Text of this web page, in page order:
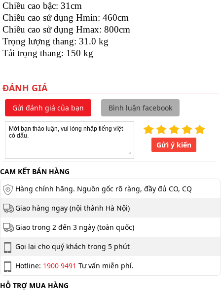
Chiều cao bậc: 31cm
Chiều cao sử dụng Hmin: 460cm
Chiều cao sử dụng Hmax: 800cm
Trọng lượng thang: 31.0 kg
Tải trọng thang: 150 kg
ĐÁNH GIÁ
Gửi đánh giá của bạn Bình luận facebook
Gửi ý kiến
CAM KẾT BÁN HÀNG
Hàng chính hãng. Nguồn gốc rõ ràng, đầy đủ CO, CQ
Giao hàng ngay (nội thành Hà Nội)
Giao trong 2 đến 3 ngày (toàn quốc)
Gọi lại cho quý khách trong 5 phút
Hotline: 1900 9491 Tư vấn miễn phí.
HỖ TRỢ MUA HÀNG